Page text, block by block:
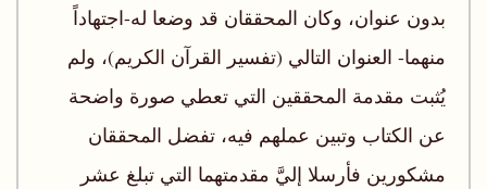
بدون عنوان، وكان المحققان قد وضعا له-اجتهاداً
منهما- العنوان التالي (تفسير القرآن الكريم)، ولم
يُثبت مقدمة المحققين التي تعطي صورة واضحة
عن الكتاب وتبين عملهم فيه، تفضل المحققان
مشكورين فأرسلا إليَّ مقدمتهما التي تبلغ عشر